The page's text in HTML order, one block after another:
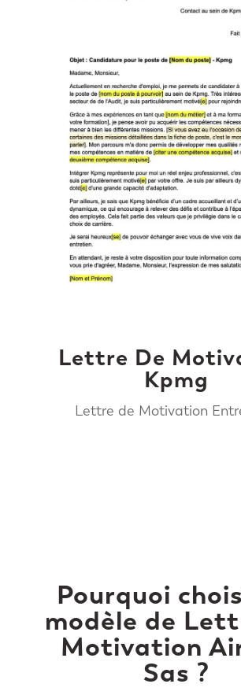
Lettre De
Kpmg
Lettre de Motivation
Pourquoi
modèle de
Motivation
Sas ?